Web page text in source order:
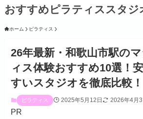
おすすめピラティススタジ
ホーム ピラティス
26年最新・和歌山市駅の
ィス体験おすすめ10選！
すいスタジオを徹底比較！
ピラティス 2025年5月12日 2026年4月3
PR